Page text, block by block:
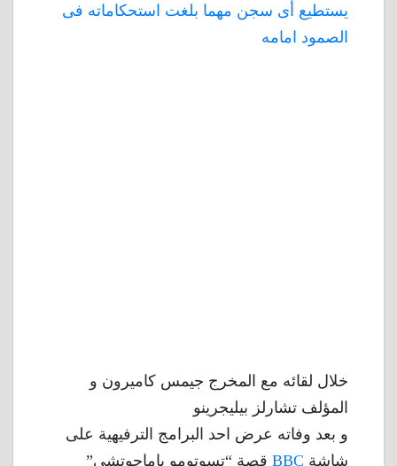
يستطيع أى سجن مهما بلغت استحكاماته فى
الصمود امامه
خلال لقائه مع المخرج جيمس كاميرون و
المؤلف تشارلز بيليجرينو
و بعد وفاته عرض احد البرامج الترفيهية على
شاشة BBC قصة “تسوتومو ياماجوتشي”